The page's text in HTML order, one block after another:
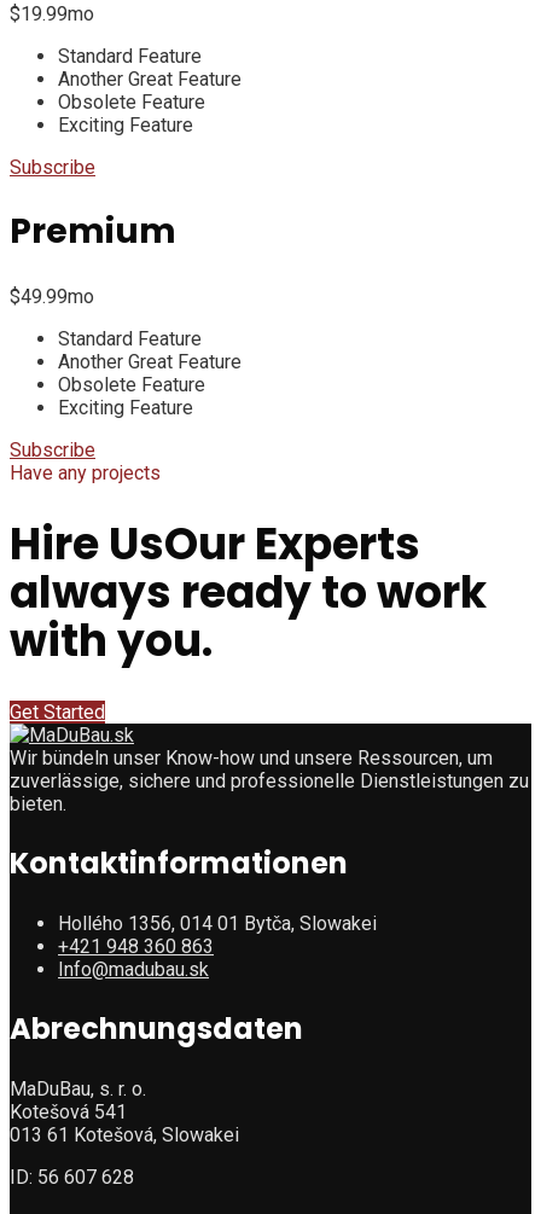
$19.99mo
Standard Feature
Another Great Feature
Obsolete Feature
Exciting Feature
Subscribe
Premium
$49.99mo
Standard Feature
Another Great Feature
Obsolete Feature
Exciting Feature
Subscribe
Have any projects
Hire UsOur Experts
always ready to work
with you.
Get Started
Wir bündeln unser Know-how und unsere Ressourcen, um
zuverlässige, sichere und professionelle Dienstleistungen zu
bieten.
Kontaktinformationen
Hollého 1356, 014 01 Bytča, Slowakei
+421 948 360 863
Info@madubau.sk
Abrechnungsdaten
MaDuBau, s. r. o.
Kotešová 541
013 61 Kotešová, Slowakei
ID: 56 607 628